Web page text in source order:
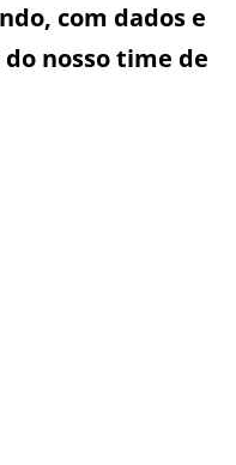
com dados e
nosso time de